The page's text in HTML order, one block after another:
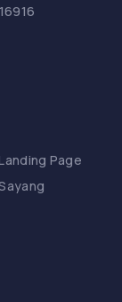
Page